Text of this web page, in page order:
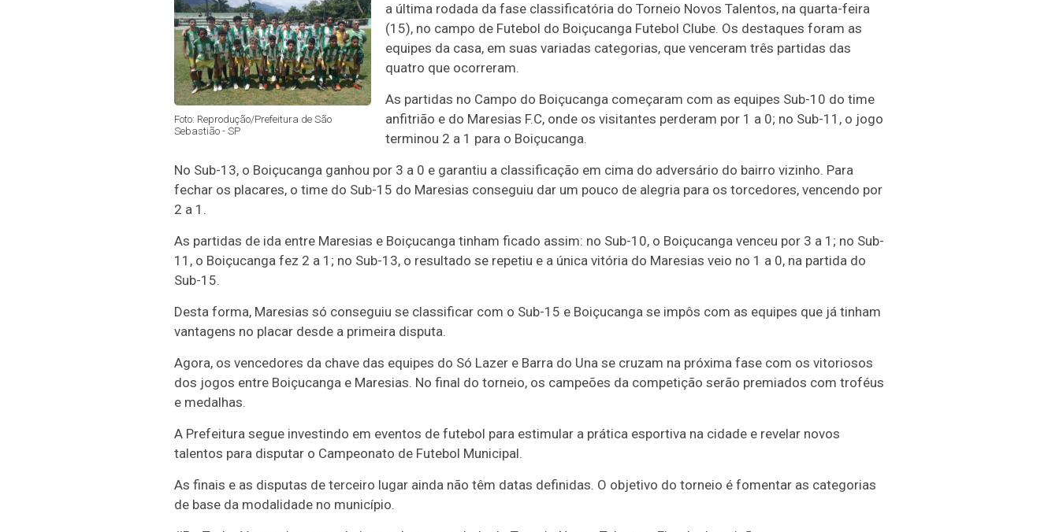
Foto: Reprodução/Prefeitura de São
Sebastião - SP
a última rodada da fase classificatória do Torneio Novos Talentos, na quarta-feira
(15), no campo de Futebol do Boiçucanga Futebol Clube. Os destaques foram as
equipes da casa, em suas variadas categorias, que venceram três partidas das
quatro que ocorreram.
As partidas no Campo do Boiçucanga começaram com as equipes Sub-10 do time
anfitrião e do Maresias F.C, onde os visitantes perderam por 1 a 0; no Sub-11, o jogo
terminou 2 a 1 para o Boiçucanga.
No Sub-13, o Boiçucanga ganhou por 3 a 0 e garantiu a classificação em cima do adversário do bairro vizinho. Para
fechar os placares, o time do Sub-15 do Maresias conseguiu dar um pouco de alegria para os torcedores, vencendo por
2 a 1.
As partidas de ida entre Maresias e Boiçucanga tinham ficado assim: no Sub-10, o Boiçucanga venceu por 3 a 1; no Sub-
11, o Boiçucanga fez 2 a 1; no Sub-13, o resultado se repetiu e a única vitória do Maresias veio no 1 a 0, na partida do
Sub-15.
Desta forma, Maresias só conseguiu se classificar com o Sub-15 e Boiçucanga se impôs com as equipes que já tinham
vantagens no placar desde a primeira disputa.
Agora, os vencedores da chave das equipes do Só Lazer e Barra do Una se cruzam na próxima fase com os vitoriosos
dos jogos entre Boiçucanga e Maresias. No final do torneio, os campeões da competição serão premiados com troféus
e medalhas.
A Prefeitura segue investindo em eventos de futebol para estimular a prática esportiva na cidade e revelar novos
talentos para disputar o Campeonato de Futebol Municipal.
As finais e as disputas de terceiro lugar ainda não têm datas definidas. O objetivo do torneio é fomentar as categorias
de base da modalidade no município.